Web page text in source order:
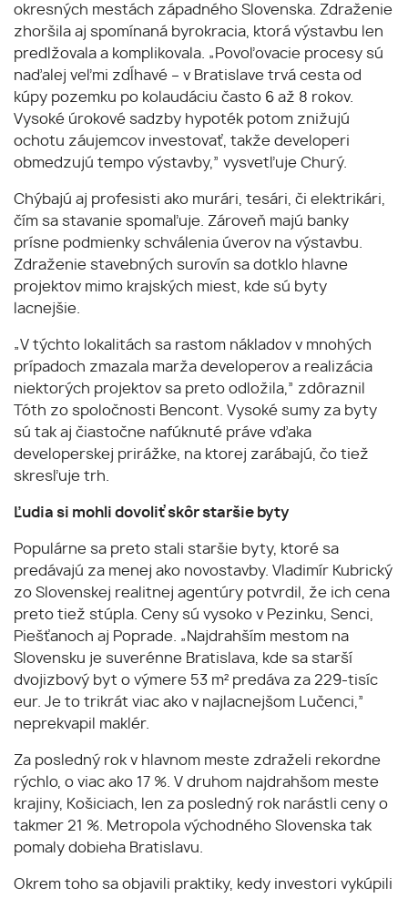
okresných mestách západného Slovenska. Zdraženie
zhoršila aj spomínaná byrokracia, ktorá výstavbu len
predlžovala a komplikovala. „Povoľovacie procesy sú
naďalej veľmi zdĺhavé – v Bratislave trvá cesta od
kúpy pozemku po kolaudáciu často 6 až 8 rokov.
Vysoké úrokové sadzby hypoték potom znižujú
ochotu záujemcov investovať, takže developeri
obmedzujú tempo výstavby,” vysvetľuje Churý.
Chýbajú aj profesisti ako murári, tesári, či elektrikári,
čím sa stavanie spomaľuje. Zároveň majú banky
prísne podmienky schválenia úverov na výstavbu.
Zdraženie stavebných surovín sa dotklo hlavne
projektov mimo krajských miest, kde sú byty
lacnejšie.
„V týchto lokalitách sa rastom nákladov v mnohých
prípadoch zmazala marža developerov a realizácia
niektorých projektov sa preto odložila,” zdôraznil
Tóth zo spoločnosti Bencont. Vysoké sumy za byty
sú tak aj čiastočne nafúknuté práve vďaka
developerskej prirážke, na ktorej zarábajú, čo tiež
skresľuje trh.
Ľudia si mohli dovoliť skôr staršie byty
Populárne sa preto stali staršie byty, ktoré sa
predávajú za menej ako novostavby. Vladimír Kubrický
zo Slovenskej realitnej agentúry potvrdil, že ich cena
preto tiež stúpla. Ceny sú vysoko v Pezinku, Senci,
Piešťanoch aj Poprade. „Najdrahším mestom na
Slovensku je suverénne Bratislava, kde sa starší
dvojizbový byt o výmere 53 m² predáva za 229-tisíc
eur. Je to trikrát viac ako v najlacnejšom Lučenci,”
neprekvapil maklér.
Za posledný rok v hlavnom meste zdraželi rekordne
rýchlo, o viac ako 17 %. V druhom najdrahšom meste
krajiny, Košiciach, len za posledný rok narástli ceny o
takmer 21 %. Metropola východného Slovenska tak
pomaly dobieha Bratislavu.
Okrem toho sa objavili praktiky, kedy investori vykúpili